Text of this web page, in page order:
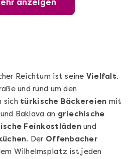
Weinabend
Mehr anzeigen
anzeigen
Reichtum ist seine Vielfalt.
und rund um den
sich türkische Bäckereien mit
Baklava an griechische
Feinkostlädenund
. Der Offenbacher
Wilhelmsplatz ist jeden